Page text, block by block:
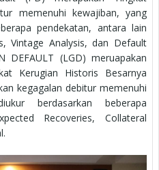
memenuhi kewajiban, yang
pendekatan, antara lain
Vintage Analysis, dan Default
DEFAULT (LGD) meruapakan
Kerugian Historis Besarnya
kegagalan debitur memenuhi
berdasarkan beberapa
Recoveries, Collateral